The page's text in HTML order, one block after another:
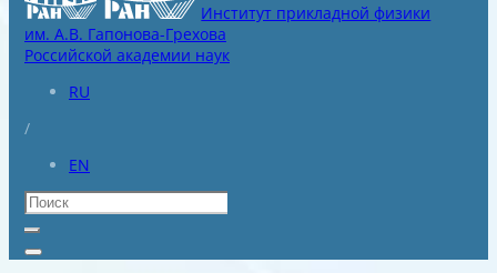
Институт прикладной физики
им. А.В. Гапонова-Грехова
Российской академии наук
RU
/
EN